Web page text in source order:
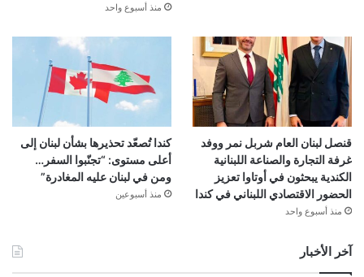
منذ أسبوع واحد
قنصل لبنان العام شربل نمر ووفد
غرفة التجارة والصناعة اللبنانية
الكندية يبحثون في أوتاوا تعزيز
الحضور الاقتصادي اللبناني في كندا
منذ أسبوع واحد
كندا تُصعّد تحذيرها بشأن لبنان إلى
أعلى مستوى: “تجنّبوا السفر…
ومن في لبنان عليه المغادرة”
منذ أسبوعين
آخر الأخبار